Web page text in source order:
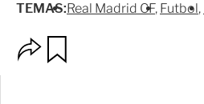
TEMAS: Real Madrid CF Futbol